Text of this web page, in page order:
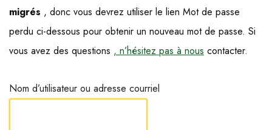
migrés , donc vous devrez utiliser le lien Mot de passe
perdu ci-dessous pour obtenir un nouveau mot de passe. Si
vous avez des questions , n’hésitez pas à nous contacter.
Nom d’utilisateur ou adresse courriel